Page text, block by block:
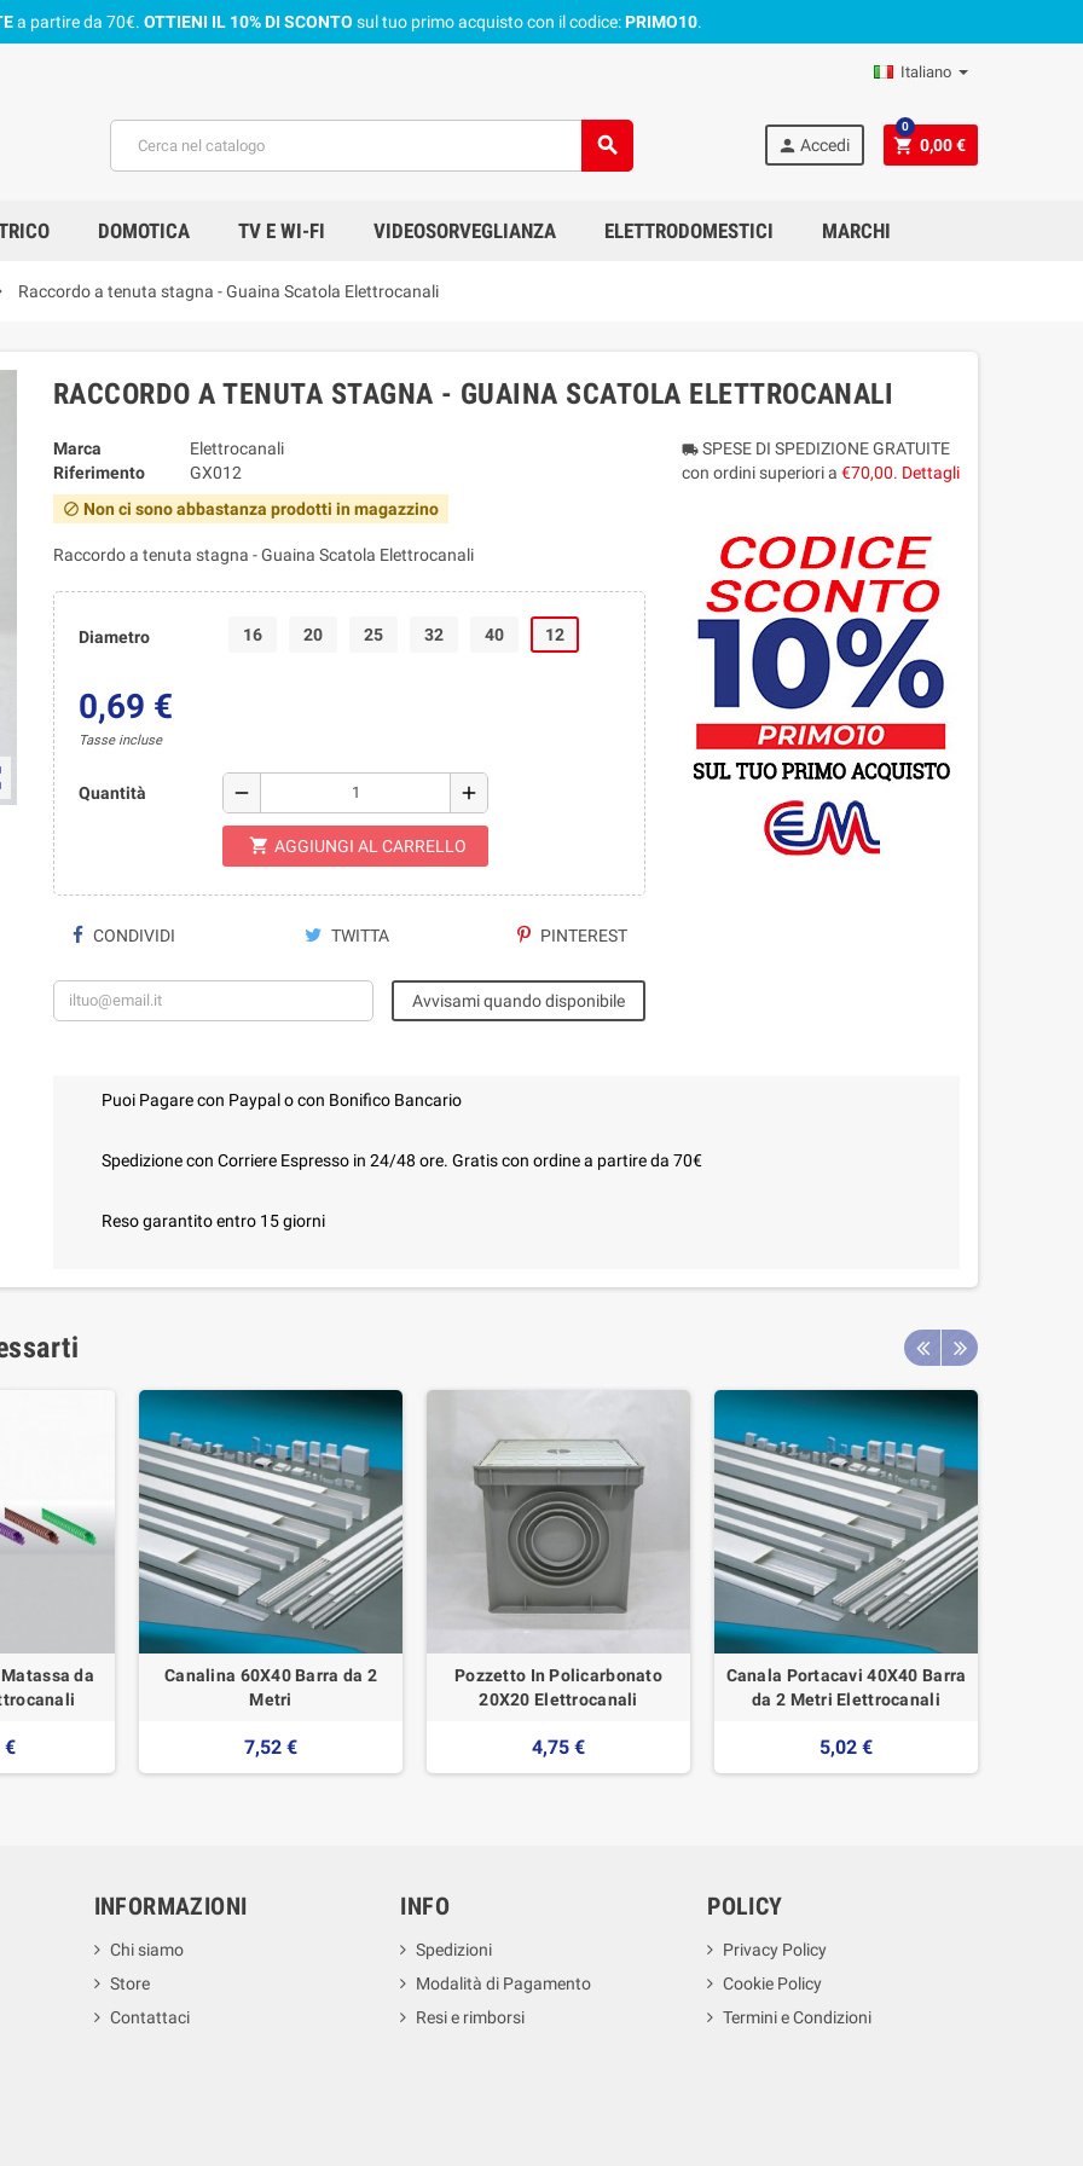
a partire da 70€. OTTIENI IL 10% DI SCONTO sul tuo primo acquisto con il codice:PRIMO10.
Italiano
search person Accedi shopping_cart 0,00 €
0
DOMOTICA TV E WI-FI VIDEOSORVEGLIANZA ELETTRODOMESTICI MARCHI
Raccordo a tenuta stagna - Guaina Scatola Elettrocanali
RACCORDO A TENUTA STAGNA - GUAINA SCATOLA ELETTROCANALI
Marca
Elettrocanali
Riferimento
GX012
block Non ci sono abbastanza prodotti in magazzino
Raccordo a tenuta stagna - Guaina Scatola Elettrocanali
Diametro 16 20 25 32 40 12
0,69 €
Tasse incluse
Quantità remove add
shopping_cart AGGIUNGI AL CARRELLO
CONDIVIDI TWITTA PINTEREST
Avvisami quando disponibile
local_shippingSPESE DI SPEDIZIONE GRATUITE
con ordini superiori a €70,00. Dettagli
Puoi Pagare con Paypal o con Bonifico Bancario
Spedizione con Corriere Espresso in 24/48 ore. Gratis con ordine a partire da 70€
Reso garantito entro 15 giorni
da
€
Canalina 60X40 Barra da 2
Metri
7,52 €
Pozzetto In Policarbonato
20X20 Elettrocanali
4,75 €
Canala Portacavi 40X40 Barra
da 2 Metri Elettrocanali
5,02 €
INFORMAZIONI
Chi siamo
Store
Contattaci
INFO
Spedizioni
Modalità di Pagamento
Resi e rimborsi
POLICY
Privacy Policy
Cookie Policy
Termini e Condizioni